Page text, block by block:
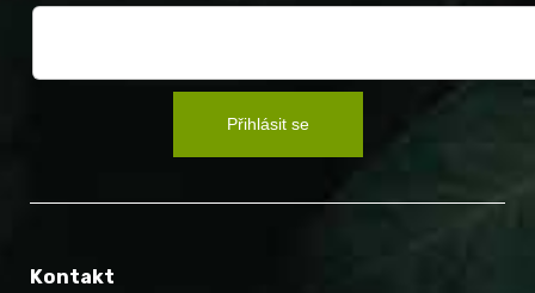
Přihlásit se
Kontakt